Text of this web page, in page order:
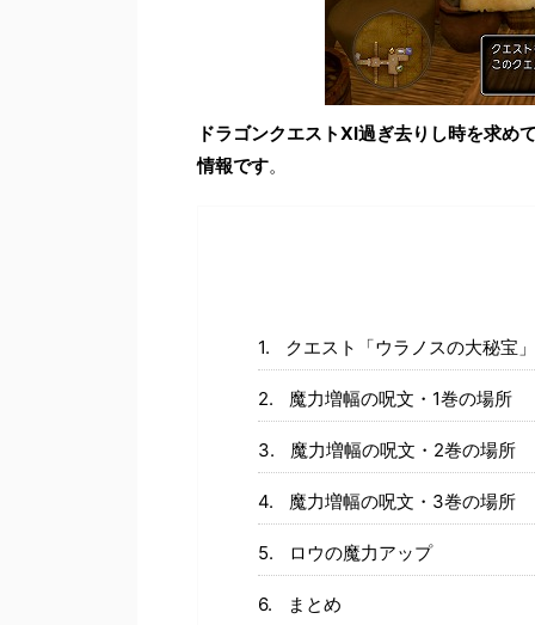
ドラゴンクエストXI過ぎ去りし時を求め
情報です。
クエスト「ウラノスの大秘宝」
魔力増幅の呪文・1巻の場所
魔力増幅の呪文・2巻の場所
魔力増幅の呪文・3巻の場所
ロウの魔力アップ
まとめ